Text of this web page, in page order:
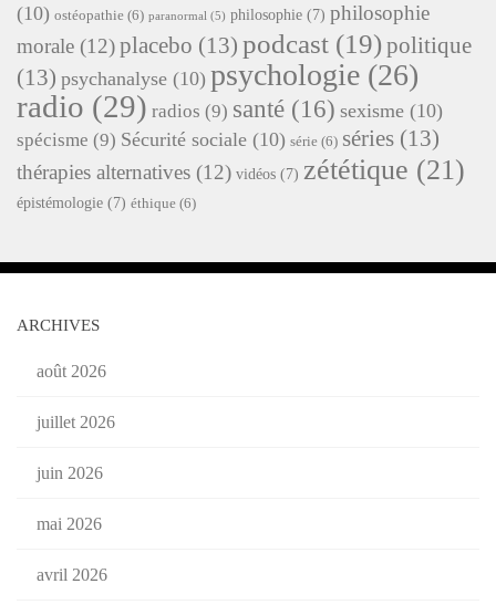
(10) ostéopathie (6) paranormal (5) philosophie (7) philosophie
morale (12)placebo (13) podcast (19)politique
(13) psychanalyse (10) psychologie (26)
radio (29) radios (9) santé (16) sexisme (10)
spécisme (9) Sécurité sociale (10) série (6) séries (13)
thérapies alternatives (12) vidéos (7) zététique (21)
épistémologie (7) éthique (6)
ARCHIVES
août 2026
juillet 2026
juin 2026
mai 2026
avril 2026